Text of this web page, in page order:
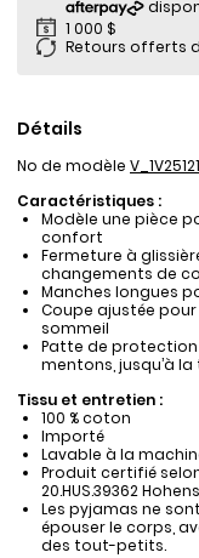
Retours offerts
Détails
No de modèle
Caractéristiques :
Modèle une pièce
confort
Fermeture à
changements de
Manches longues
Coupe ajustée
sommeil
Patte de
mentons, jusqu’à la
Tissu et entretien :
100 % coton
Importé
Lavable à la
Produit certifié selon
20.HUS.39362
Les pyjamas ne
épouser le corps,
des tout-petits.